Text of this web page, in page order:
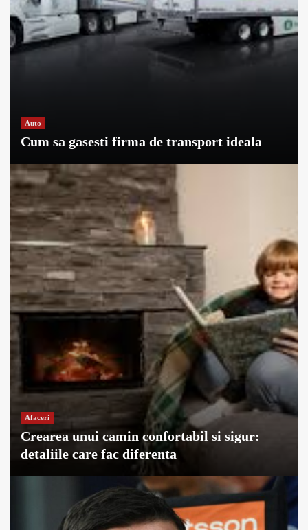
Auto
Cum sa gasesti firma de transport ideala
Afaceri
Crearea unui camin confortabil si sigur:
detaliile care fac diferenta